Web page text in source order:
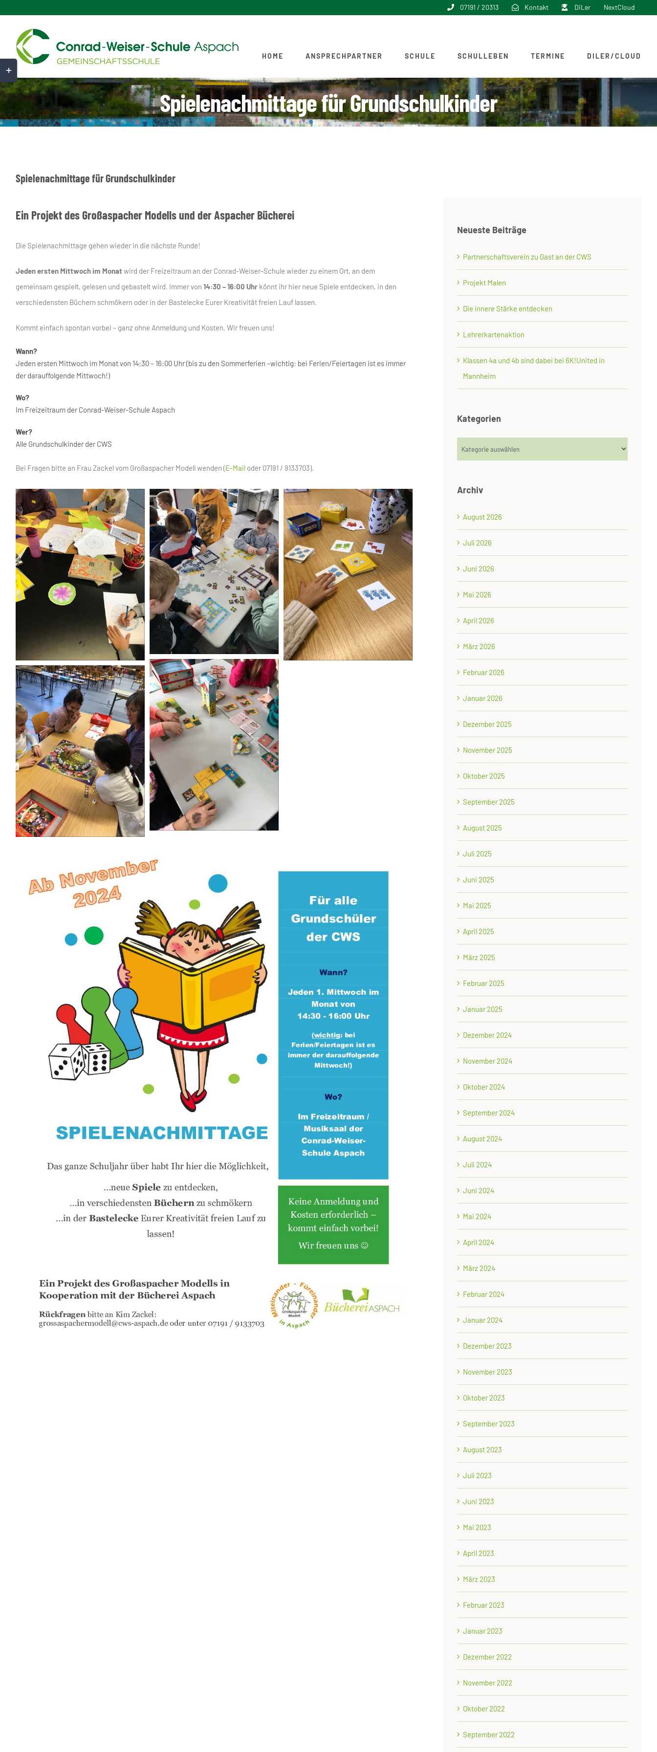
springen
07191 / 20313 Kontakt DiLer NextCloud
HOME ANSPRECHPARTNER SCHULE SCHULLEBEN TERMINE DILER/CLOUD
Spielenachmittage für Grundschulkinder
Spielenachmittage für Grundschulkinder
Ein Projekt des Großaspacher Modells und der Aspacher Bücherei
Die Spielenachmittage gehen wieder in die nächste Runde!
Jeden ersten Mittwoch im Monatwird der Freizeitraum an der Conrad-Weiser-Schule wieder zu einem Ort, an dem
gemeinsam gespielt, gelesen und gebastelt wird. Immer von 14:30 – 16:00 Uhr könnt ihr hier neue Spiele entdecken, in den
verschiedensten Büchern schmökern oder in der Bastelecke Eurer Kreativität freien Lauf lassen.
Kommt einfach spontan vorbei – ganz ohne Anmeldung und Kosten. Wir freuen uns!
Wann?
Jeden ersten Mittwoch im Monat von 14:30 – 16:00 Uhr (bis zu den Sommerferien –wichtig: bei Ferien/Feiertagen ist es immer
der darauffolgende Mittwoch!)
Wo?
Im Freizeitraum der Conrad-Weiser-Schule Aspach
Wer?
Alle Grundschulkinder der CWS
Bei Fragen bitte an Frau Zackel vom Großaspacher Modell wenden (E-Mail oder 07191 / 9133703).
Neueste Beiträge
Partnerschaftsverein zu Gast an der CWS
Projekt Malen
Die innere Stärke entdecken
Lehrerkartenaktion
Klassen 4a und 4b sind dabei bei 6K!United in
Mannheim
Kategorien
Kategorien
Archiv
August 2026
Juli 2026
Juni 2026
Mai 2026
April 2026
März 2026
Februar 2026
Januar 2026
Dezember 2025
November 2025
Oktober 2025
September 2025
August 2025
Juli 2025
Juni 2025
Mai 2025
April 2025
März 2025
Februar 2025
Januar 2025
Dezember 2024
November 2024
Oktober 2024
September 2024
August 2024
Juli 2024
Juni 2024
Mai 2024
April 2024
März 2024
Februar 2024
Januar 2024
Dezember 2023
November 2023
Oktober 2023
September 2023
August 2023
Juli 2023
Juni 2023
Mai 2023
April 2023
März 2023
Februar 2023
Januar 2023
Dezember 2022
November 2022
Oktober 2022
September 2022
Toggle
Sliding
Bar
Area